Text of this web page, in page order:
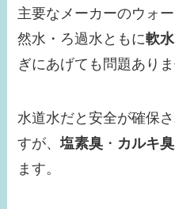
主要なメーカーのウォ
然水・ろ過水ともに軟水
ぎにあげても問題ありま
水道水だと安全が確保
すが、塩素臭 ・ カルキ臭
ます。